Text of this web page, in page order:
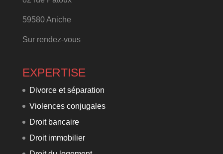
59580 Aniche
Sur rendez-vous
EXPERTISE
Divorce et séparation
Violences conjugales
Droit bancaire
Droit immobilier